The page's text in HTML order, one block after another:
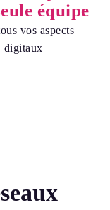
équipe
vos aspects
digitaux